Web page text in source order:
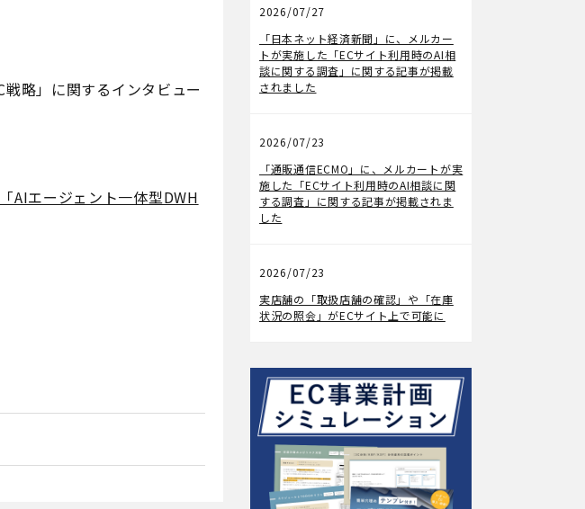
略」に関するインタビュー
AIエージェント一体型DWH
2026/07/27
「日本ネット経済新聞」に、メルカー
トが実施した「ECサイト利用時のAI相
談に関する調査」に関する記事が掲載
されました
2026/07/23
「通販通信ECMO」に、メルカートが実
施した「ECサイト利用時のAI相談に関
する調査」に関する記事が掲載されま
した
2026/07/23
実店舗の「取扱店舗の確認」や「在庫
状況の照会」がECサイト上で可能に